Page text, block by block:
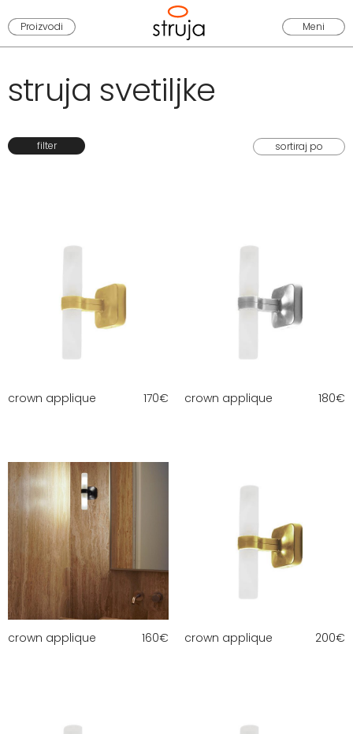
Proizvodi Meni
struja svetiljke
filter
crown applique 170€ crown applique 180€
crown applique 160€ crown applique 200€